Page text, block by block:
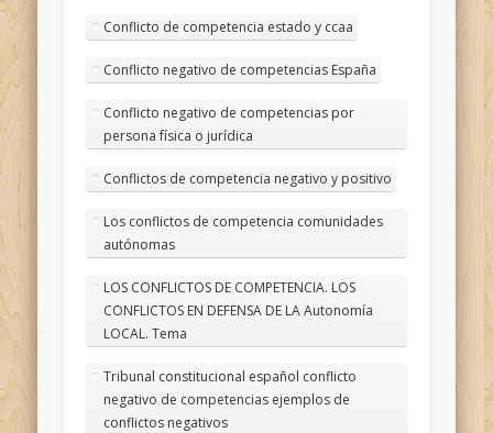
Conflicto de competencia estado y ccaa
Conflicto negativo de competencias España
Conflicto negativo de competencias por
persona física o jurídica
Conflictos de competencia negativo y positivo
Los conflictos de competencia comunidades
autónomas
LOS CONFLICTOS DE COMPETENCIA. LOS
CONFLICTOS EN DEFENSA DE LA Autonomía
LOCAL. Tema
Tribunal constitucional español conflicto
negativo de competencias ejemplos de
conflictos negativos